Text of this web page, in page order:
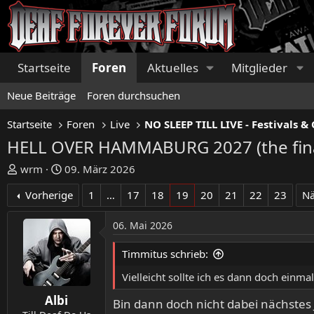
Startseite Foren Aktuelles Mitglieder
Neue Beiträge Foren durchsuchen
Startseite Foren Live
HELL OVER HAMMABURG 2027
E
r
t
e
r
wrm
E
r
s
t
e
l
l
t
a
m
09. März 2026
Vorherige
1 … 17 18 19 20 21 22 23
Albi
06. Mai 2026
Timmitus schrieb:
Vielleicht sollte ich es dann doch
Bin dann doch nicht dabei nächstes